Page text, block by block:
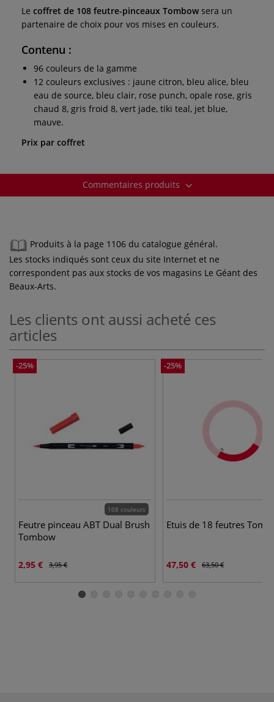
Le coffret de 108 feutre-pinceaux Tombow sera un
partenaire de choix pour vos mises en couleurs.
Contenu :
96 couleurs de la gamme
12 couleurs exclusives : jaune citron, bleu alice, bleu
eau de source, bleu clair, rose punch, opale rose, gris
chaud 8, gris froid 8, vert jade, tiki teal, jet blue,
mauve.
Prix par coffret
Commentaires produits
Produits à la page 1106 du catalogue général.
Les stocks indiqués sont ceux du site Internet et ne
correspondent pas aux stocks de vos magasins Le Géant des
Beaux-Arts.
Les clients ont aussi acheté ces
articles
-25%
108 couleurs
Feutre pinceau ABT Dual Brush
Tombow
2,95 € 3,95 €
-25%
Etuis de 18 feutres
47,50 € 63,50 €